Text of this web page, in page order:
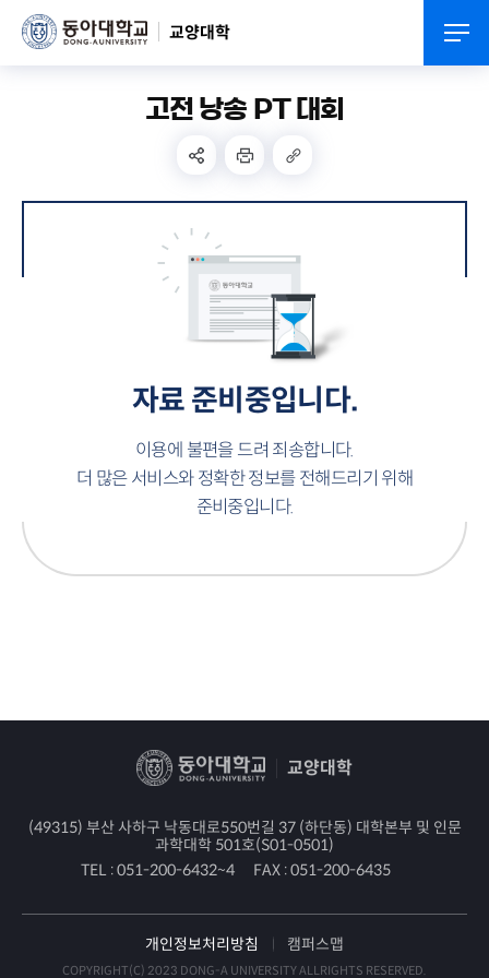
교양대학
고전 낭송 PT 대회
자료 준비중입니다.
이용에 불편을 드려 죄송합니다.
더 많은 서비스와 정확한 정보를 전해드리기 위해
준비중입니다.
교양대학
(49315) 부산 사하구 낙동대로550번길 37 (하단동) 대학본부 및 인문
과학대학 501호(S01-0501)
TEL :051-200-6432~4 FAX :051-200-6435
개인정보처리방침 캠퍼스맵
COPYRIGHT(C) 2023 DONG-A UNIVERSITY ALLRIGHTS RESERVED.